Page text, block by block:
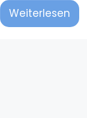
Weiterlesen